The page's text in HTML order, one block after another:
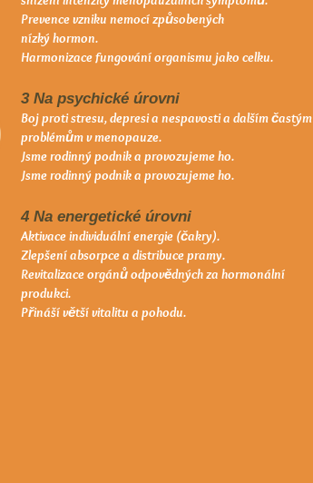
Prevence vzniku nemocí způsobených
nízký hormon.
Harmonizace fungování organismu jako celku.
3 Na psychické úrovni
Boj proti stresu, depresi a nespavosti a dalším častým
problémům v menopauze.
Jsme rodinný podnik a provozujeme ho.
Jsme rodinný podnik a provozujeme ho.
4 Na energetické úrovni
Aktivace individuální energie (čakry).
Zlepšení absorpce a distribuce pramy.
Revitalizace orgánů odpovědných za hormonální
produkci.
Přináší větší vitalitu a pohodu.